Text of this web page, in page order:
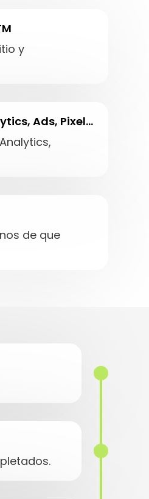
y
Ads, Pixel…
de que